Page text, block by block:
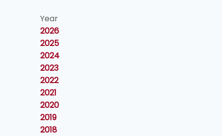
Year
2026
2025
2024
2023
2022
2021
2020
2019
2018